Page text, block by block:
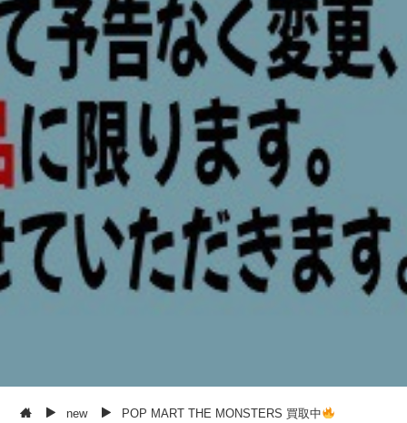
new POP MART THE MONSTERS 買取中